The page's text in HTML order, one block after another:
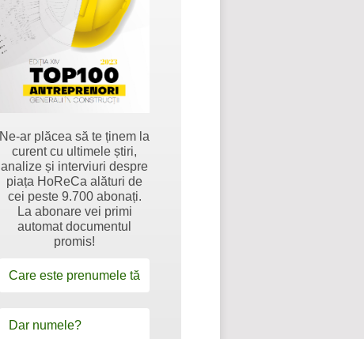
Ne-ar plăcea să te ținem la
curent cu ultimele știri,
analize și interviuri despre
piața HoReCa alături de
cei peste 9.700 abonați.
La abonare vei primi
automat documentul
promis!